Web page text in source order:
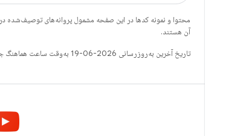
محتوا و نمونه کدها در این صفحه مشمول پروانه‌های توصیف‌شده در
آن هستند.
تاریخ آخرین به‌روزرسانی 2026-06-19 به‌وقت ساعت هماهنگ جهانی.